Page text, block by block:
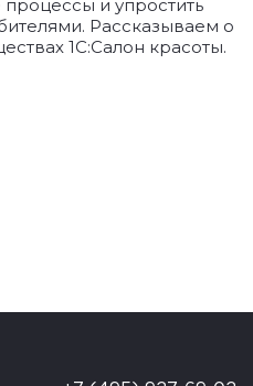
и упростить
Рассказываем о
1С:Салон красоты.
с нуждами
загрузки